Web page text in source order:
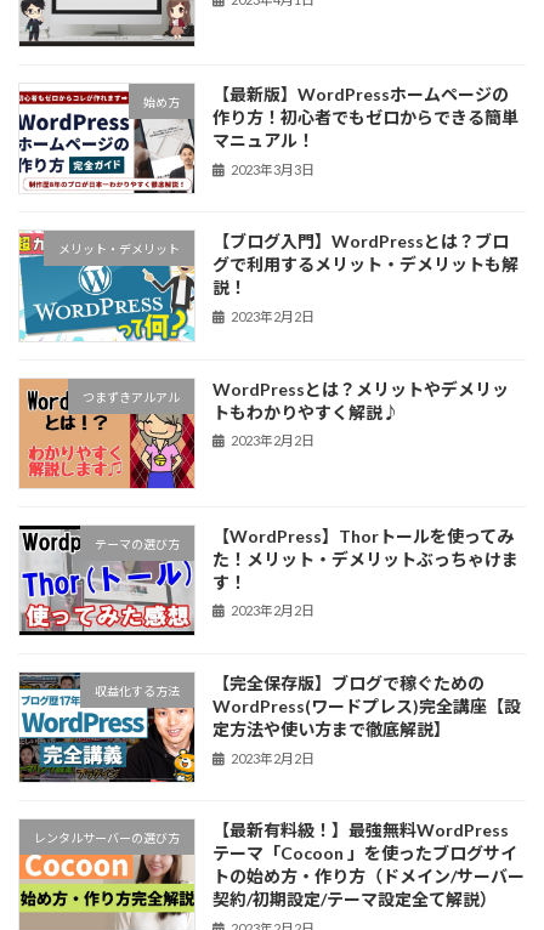
始め方
【最新版】WordPressホームページの
作り方！初心者でもゼロからできる簡単
マニュアル！
2023年3月3日
メリット・デメリット
【ブログ入門】WordPressとは？ブロ
グで利用するメリット・デメリットも解
説！
2023年2月2日
つまずきアルアル
WordPressとは？メリットやデメリッ
トもわかりやすく解説♪
2023年2月2日
テーマの選び方
【WordPress】Thorトールを使ってみ
た！メリット・デメリットぶっちゃけま
す！
2023年2月2日
収益化する方法
【完全保存版】ブログで稼ぐための
WordPress(ワードプレス)完全講座【設
定方法や使い方まで徹底解説】
2023年2月2日
レンタルサーバーの選び方
【最新有料級！】最強無料WordPress
テーマ「Cocoon 」を使ったブログサイ
トの始め方・作り方（ドメイン/サーバー
契約/初期設定/テーマ設定全て解説）